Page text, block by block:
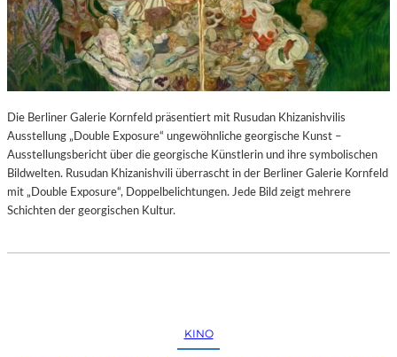
Die Berliner Galerie Kornfeld präsentiert mit Rusudan Khizanishvilis
Ausstellung „Double Exposure“ ungewöhnliche georgische Kunst –
Ausstellungsbericht über die georgische Künstlerin und ihre symbolischen
Bildwelten. Rusudan Khizanishvili überrascht in der Berliner Galerie Kornfeld
mit „Double Exposure“, Doppelbelichtungen. Jede Bild zeigt mehrere
Schichten der georgischen Kultur.
KINO